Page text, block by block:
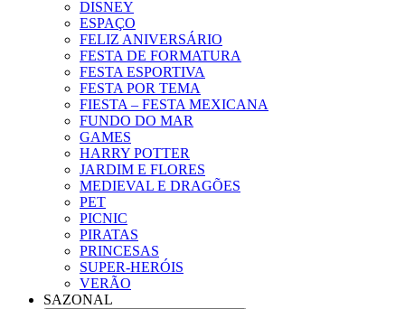
DISNEY
ESPAÇO
FELIZ ANIVERSÁRIO
FESTA DE FORMATURA
FESTA ESPORTIVA
FESTA POR TEMA
FIESTA – FESTA MEXICANA
FUNDO DO MAR
GAMES
HARRY POTTER
JARDIM E FLORES
MEDIEVAL E DRAGÕES
PET
PICNIC
PIRATAS
PRINCESAS
SUPER-HERÓIS
VERÃO
SAZONAL